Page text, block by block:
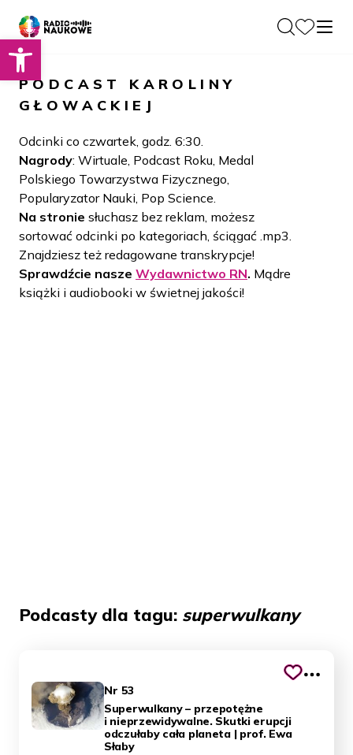
Otwórz pasek narzędzi
O nas
O Radiu
Zespół
Historia
Społeczność
Dla Naukowców
Podcasty
Projekty
LAMU
Beyond Curie
Blog
Kontakt
Wydawnictwo
PODCAST
KAROLINY
GŁOWACKIEJ
Odcinki co czwartek, godz. 6:30.
Nagrody: Wirtuale, Podcast Roku, Medal
Polskiego Towarzystwa Fizycznego,
Popularyzator Nauki, Pop Science.
Na stronie słuchasz bez reklam, możesz
sortować odcinki po kategoriach, ściągać .mp3.
Znajdziesz też redagowane transkrypcje!
Sprawdźcie nasze Wydawnictwo RN. Mądre
książki i audiobooki w świetnej jakości!
Podcasty dla tagu: superwulkany
Nr 53
Superwulkany – przepotężne
i nieprzewidywalne. Skutki erupcji
odczułaby cała planeta | prof. Ewa
Słaby